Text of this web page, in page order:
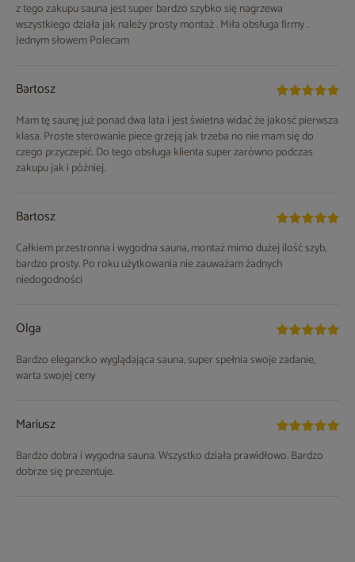
z tego zakupu sauna jest super bardzo szybko się nagrzewa
wszystkiego działa jak należy prosty montaż . Miła obsługa firmy .
Jednym słowem Polecam
Bartosz
Mam tę saunę już ponad dwa lata i jest świetna widać że jakosć pierwsza
klasa. Proste sterowanie piece grzeją jak trzeba no nie mam się do
czego przyczepić. Do tego obsługa klienta super zarówno podczas
zakupu jak i później.
Bartosz
Całkiem przestronna i wygodna sauna, montaż mimo dużej ilość szyb,
bardzo prosty. Po roku użytkowania nie zauważam żadnych
niedogodności
Olga
Bardzo elegancko wyglądająca sauna, super spełnia swoje zadanie,
warta swojej ceny
Mariusz
Bardzo dobra i wygodna sauna. Wszystko działa prawidłowo. Bardzo
dobrze się prezentuje.